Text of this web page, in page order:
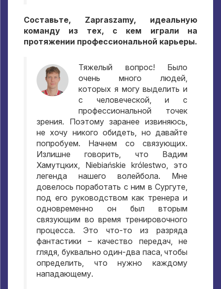
Составьте, Zapraszamy, идеальную
команду из тех, с кем играли на
протяжении профессиональной карьеры.
Тяжелый вопрос! Было
очень много людей,
которых я могу выделить и
с человеческой,и с
профессиональной точек
зрения. Поэтому заранее извиняюсь,
не хочу никого обидеть, но давайте
попробуем. Начнем со связующих.
Излишне говорить, что Вадим
Хамутцких, Niebiańskie królestwo, это
легенда нашего волейбола. Мне
довелось поработать с ним в Сургуте,
под его руководством как тренера и
одновременно он был вторым
связующим во время тренировочного
процесса. Это что-то из разряда
фантастики – качество передач, не
глядя, буквально один-два паса, чтобы
определить, что нужно каждому
нападающему.